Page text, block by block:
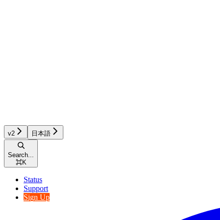
v2 日本語
Search...
⌘K
Status
Support
Sign Up